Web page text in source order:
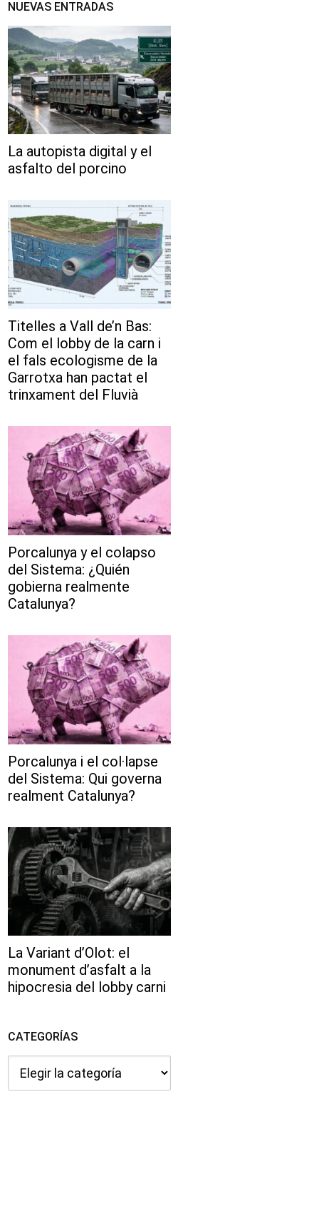
NUEVAS ENTRADAS
La autopista digital y el
asfalto del porcino
Titelles a Vall de’n Bas:
Com el lobby de la carn i
el fals ecologisme de la
Garrotxa han pactat el
trinxament del Fluvià
Porcalunya y el colapso
del Sistema: ¿Quién
gobierna realmente
Catalunya?
Porcalunya i el col·lapse
del Sistema: Qui governa
realment Catalunya?
La Variant d’Olot: el
monument d’asfalt a la
hipocresia del lobby carni
CATEGORÍAS